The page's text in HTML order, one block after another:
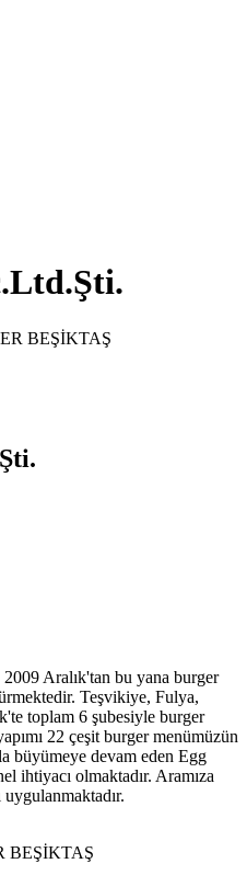
BEŞİKTAŞ
Aralık'tan bu yana burger
Teşvikiye, Fulya,
toplam 6 şubesiyle burger
22 çeşit burger menümüzün
büyümeye devam eden Egg
ihtiyacı olmaktadır. Aramıza
BEŞİKTAŞ